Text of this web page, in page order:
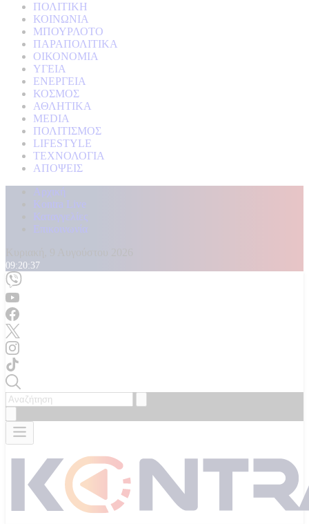
ΠΟΛΙΤΙΚΗ
ΚΟΙΝΩΝΙΑ
ΜΠΟΥΡΛΟΤΟ
ΠΑΡΑΠΟΛΙΤΙΚΑ
ΟΙΚΟΝΟΜΙΑ
ΥΓΕΙΑ
ΕΝΕΡΓΕΙΑ
ΚΟΣΜΟΣ
ΑΘΛΗΤΙΚΑ
MEDIA
ΠΟΛΙΤΙΣΜΟΣ
LIFESTYLE
ΤΕΧΝΟΛΟΓΙΑ
ΑΠΟΨΕΙΣ
Αρχική
Kontra Live
Καταγγελίες
Επικοινωνία
09:20:39